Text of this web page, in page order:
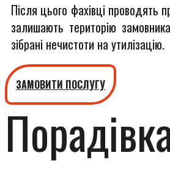
Після цього фахівці проводять
залишають територію
зібрані нечистоти на утилізацію.
ЗАМОВИТИ ПОСЛУГУ